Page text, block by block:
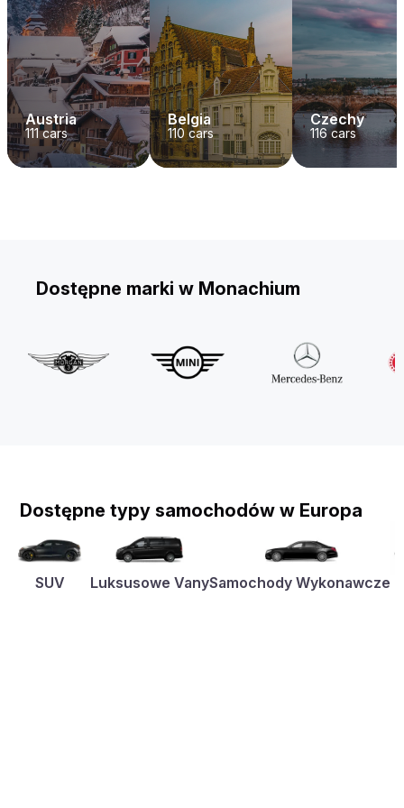
Austria
111cars
Belgia
110 cars
Czechy
116cars
Dostępne marki w Monachium
Dostępne typy samochodów w Europa
SUV Luksusowe VanySamochody Wykonawcze